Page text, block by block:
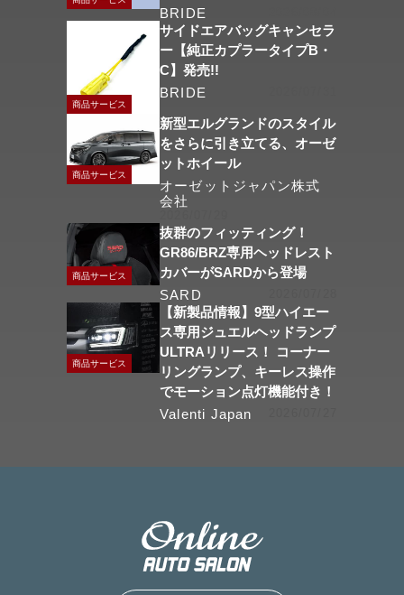
BRIDE
商品サービス
サイドエアバッグキャンセラ
ー【純正カプラータイプB・
C】発売!!
BRIDE
商品サービス
新型エルグランドのスタイル
をさらに引き立てる、オーゼ
ットホイール
オーゼットジャパン株式
会社
商品サービス
抜群のフィッティング！
GR86/BRZ専用ヘッドレスト
カバーがSARDから登場
SARD
商品サービス
【新製品情報】9型ハイエー
ス専用ジュエルヘッドランプ
ULTRAリリース！ コーナー
リングランプ、キーレス操作
でモーション点灯機能付き！
Valenti Japan